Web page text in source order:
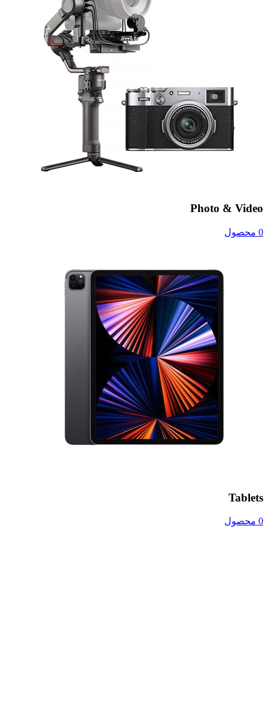
Photo & Video
0 محصول
Tablets
0 محصول